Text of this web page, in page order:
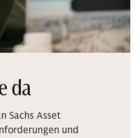
da
Sachs Asset
und